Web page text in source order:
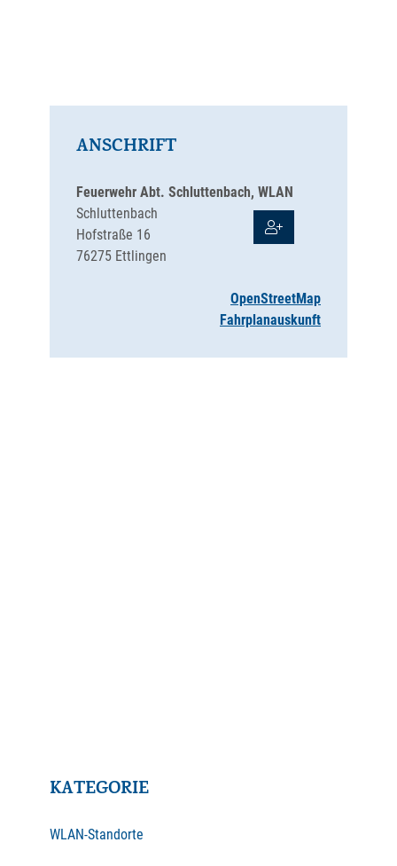
ANSCHRIFT
Feuerwehr Abt. Schluttenbach, WLAN
Schluttenbach
Hofstraße 16
76275 Ettlingen
OpenStreetMap
Fahrplanauskunft
KATEGORIE
WLAN-Standorte